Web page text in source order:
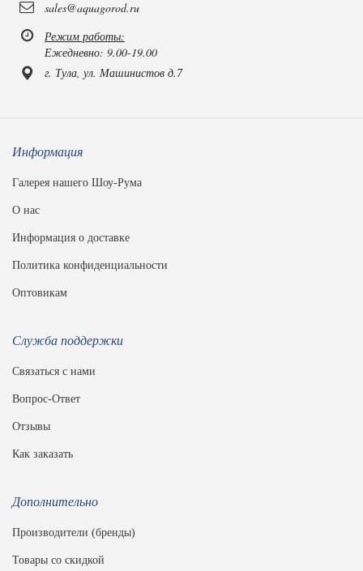
sales@aquagorod.ru
Режим работы:
Ежедневно: 9.00-19.00
г. Тула, ул. Машинистов д.7
Информация
Галерея нашего Шоу-Рума
О нас
Информация о доставке
Политика конфиденциальности
Оптовикам
Служба поддержки
Связаться с нами
Вопрос-Ответ
Отзывы
Как заказать
Дополнительно
Производители (бренды)
Товары со скидкой